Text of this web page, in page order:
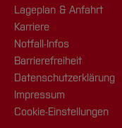
Lageplan & Anfahrt
Karriere
Notfall-Infos
Barrierefreiheit
Datenschutzerklärung
Impressum
Cookie-Einstellungen